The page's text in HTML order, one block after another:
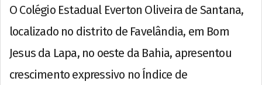
O Colégio Estadual Everton Oliveira de Santana,
localizado no distrito de Favelândia, em Bom
Jesus da Lapa, no oeste da Bahia, apresentou
crescimento expressivo no Índice de